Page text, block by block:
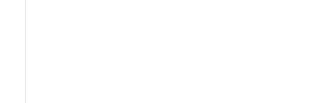
경미화원 수거차에 치여 사망
…60대 남성 2명 숨져